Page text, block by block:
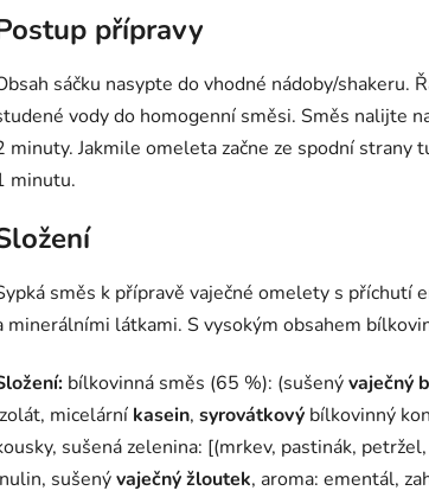
přípravy
sáčku nasypte do vhodné nádoby/
vody do homogenní směsi. Směs nalijte
minuty. Jakmile omeleta začne ze spodní
minutu.
směs k přípravě vaječné omelety s příchutí
minerálními látkami. S vysokým obsahem
bílkovinná směs (65 %): (sušenývaječný
micelární kasein, syrovátkový bílkovinný
sušená zelenina: [(mrkev, pastinák,
sušenývaječný žloutek, aroma: ementál,